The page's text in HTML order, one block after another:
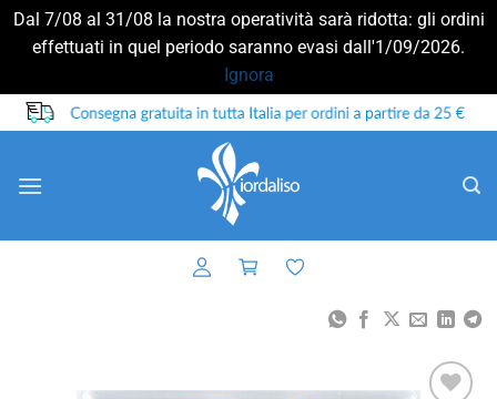
Dal 7/08 al 31/08 la nostra operatività sarà ridotta: gli ordini
effettuati in quel periodo saranno evasi dall'1/09/2026.
Ignora
Salta
ai